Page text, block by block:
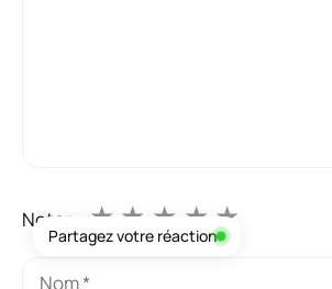
Noter : ★
★
★
★
★
Nom
Partagez votre réaction